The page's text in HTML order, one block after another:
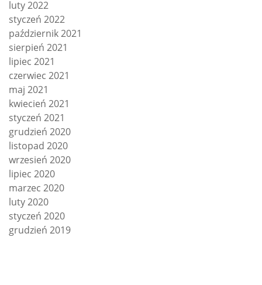
luty 2022
styczeń 2022
październik 2021
sierpień 2021
lipiec 2021
czerwiec 2021
maj 2021
kwiecień 2021
styczeń 2021
grudzień 2020
listopad 2020
wrzesień 2020
lipiec 2020
marzec 2020
luty 2020
styczeń 2020
grudzień 2019